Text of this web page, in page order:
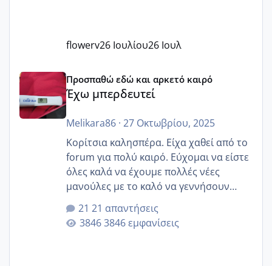
flowerv26 Ιουλίου26 Ιουλ
Έχω μπερδευτεί
Προσπαθώ εδώ και αρκετό καιρό
Έχω μπερδευτεί
Melikara86· 27 Οκτωβρίου, 2025
Κορίτσια καλησπέρα. Είχα χαθεί από το
forum για πολύ καιρό. Εύχομαι να είστε
όλες καλά να έχουμε πολλές νέες
μανούλες με το καλό να γεννήσουν
αυτές που ήδη περιμένουν. Να πάρουν
γερα μωράκια στην αγκαλίτσα τους
🙏🏼🙏🏼 Ας πάμε λοιπόν στο θέμα μου.
21 απαντήσεις
3846 εμφανίσεις